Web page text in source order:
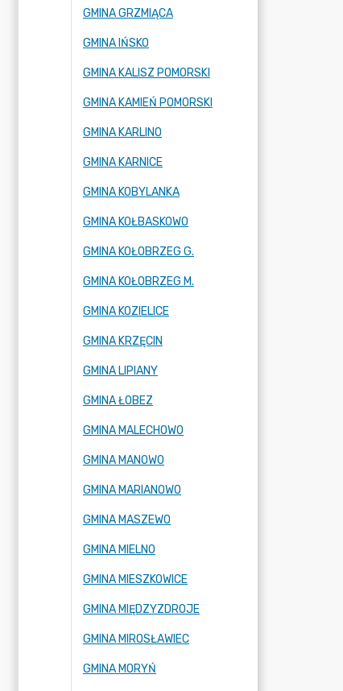
GMINA GRZMIĄCA
GMINA IŃSKO
GMINA KALISZ POMORSKI
GMINA KAMIEŃ POMORSKI
GMINA KARLINO
GMINA KARNICE
GMINA KOBYLANKA
GMINA KOŁBASKOWO
GMINA KOŁOBRZEG G.
GMINA KOŁOBRZEG M.
GMINA KOZIELICE
GMINA KRZĘCIN
GMINA LIPIANY
GMINA ŁOBEZ
GMINA MALECHOWO
GMINA MANOWO
GMINA MARIANOWO
GMINA MASZEWO
GMINA MIELNO
GMINA MIESZKOWICE
GMINA MIĘDZYZDROJE
GMINA MIROSŁAWIEC
GMINA MORYŃ